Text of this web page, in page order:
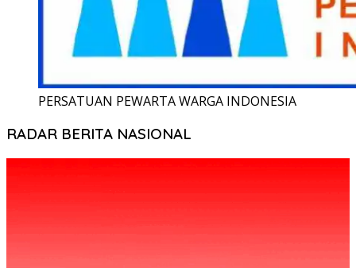
PERSATUAN PEWARTA WARGA INDONESIA
RADAR BERITA NASIONAL